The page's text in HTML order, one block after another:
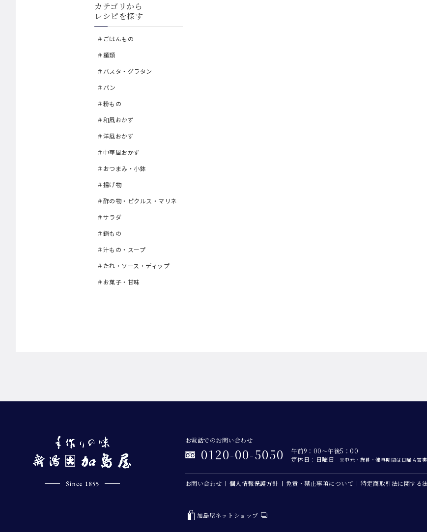
カテゴリから
レシピを探す
＃ごはんもの
＃麺類
＃パスタ・グラタン
＃パン
＃粉もの
＃和風おかず
＃洋風おかず
＃中華風おかず
＃おつまみ・小鉢
＃揚げ物
＃酢の物・ピクルス・マリネ
＃サラダ
＃鍋もの
＃汁もの・スープ
＃たれ・ソース・ディップ
＃お菓子・甘味
お電話でのお問い合わせ
0120-00-5050
午前9：00～午後5：00
定休日：日曜日
※中元・歳暮・催事期間は日曜も営業
お問い合わせ 個人情報保護方針 免責・禁止事項について 特定商取引法に関する
加島屋ネットショップ